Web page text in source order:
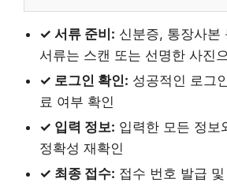
✓ 서류 준비: 신분증, 통장사본
서류는 스캔 또는 선명한 사진
✓ 로그인 확인: 성공적인 로그
료 여부 확인
✓ 입력 정보: 입력한 모든 정보
정확성 재확인
✓ 최종 접수: 접수 번호 발급